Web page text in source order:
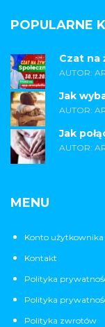
POPULARNE
Czat na
AUTOR:
Jak
AUTOR:
Jak
AUTOR:
MENU
Konto użytkownika
Kontakt
Polityka
Polityka
Polityka zwrotów